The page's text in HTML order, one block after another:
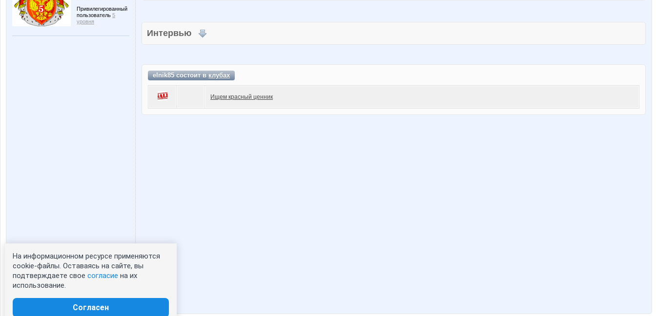
Привилегированный
пользователь 5
уровня
Статистика портрета:
сейчас просматривают портрет - 0
зарегистрированные пользователи
Интервью
elnik85 состоит вклубах
Ищем красный ценник
На информационном ресурсе применяются
cookie-файлы. Оставаясь на сайте, вы
подтверждаете свое согласие на их
использование.
Согласен